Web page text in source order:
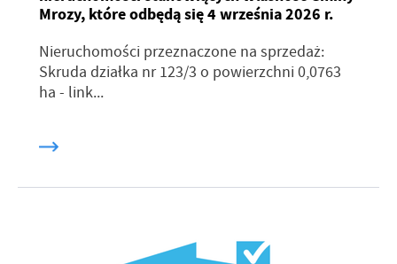
Mrozy, które odbędą się 4 września 2026 r.
Nieruchomości przeznaczone na sprzedaż:
Skruda działka nr 123/3 o powierzchni 0,0763
ha - link...